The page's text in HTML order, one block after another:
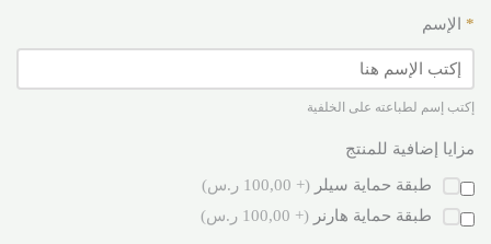
الإسم *
إكتب إسم لطباعته على الخلفية
مزايا إضافية للمنتج
طبقة حماية سيلر(+ 100,00 ر.س)
طبقة حماية هارنر(+ 100,00 ر.س)